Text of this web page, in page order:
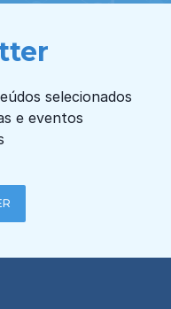
selecionados
e eventos